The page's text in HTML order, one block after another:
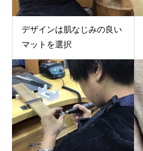
デザインは肌なじみの良い
マットを選択